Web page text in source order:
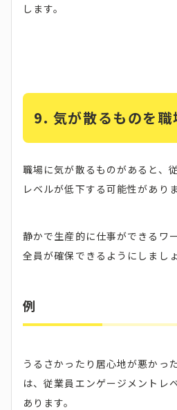
します。
9. 気が散るものを職
職場に気が散るものがあると、
レベルが低下する可能性がありま
静かで生産的に仕事ができるワ
全員が確保できるようにしましょ
例
うるさかったり居心地が悪かっ
は、従業員エンゲージメントレ
あります。